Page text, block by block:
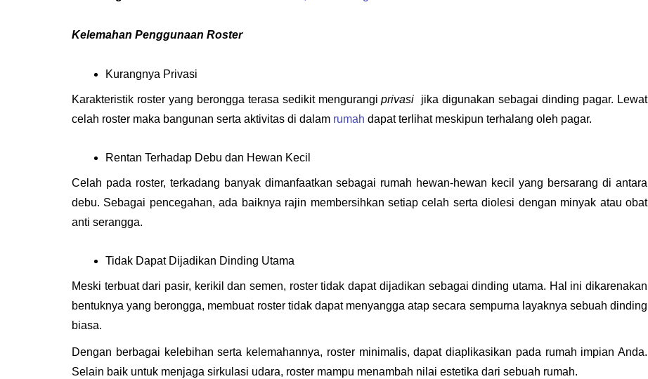
Kelemahan Penggunaan Roster
Kurangnya Privasi
Karakteristik roster yang berongga terasa sedikit mengurangi privasi jika digunakan sebagai dinding pagar. Lewat
celah roster maka bangunan serta aktivitas di dalam rumah dapat terlihat meskipun terhalang oleh pagar.
Rentan Terhadap Debu dan Hewan Kecil
Celah pada roster, terkadang banyak dimanfaatkan sebagai rumah hewan-hewan kecil yang bersarang di antara
debu. Sebagai pencegahan, ada baiknya rajin membersihkan setiap celah serta diolesi dengan minyak atau obat
anti serangga.
Tidak Dapat Dijadikan Dinding Utama
Meski terbuat dari pasir, kerikil dan semen, roster tidak dapat dijadikan sebagai dinding utama. Hal ini dikarenakan
bentuknya yang berongga, membuat roster tidak dapat menyangga atap secara sempurna layaknya sebuah dinding
biasa.
Dengan berbagai kelebihan serta kelemahannya, roster minimalis, dapat diaplikasikan pada rumah impian Anda.
Selain baik untuk menjaga sirkulasi udara, roster mampu menambah nilai estetika dari sebuah rumah.